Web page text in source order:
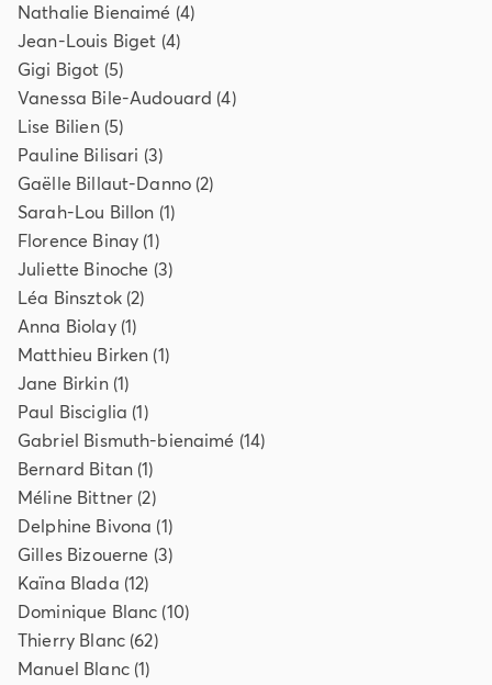
Nathalie Bienaimé (4)
Jean-Louis Biget (4)
Gigi Bigot (5)
Vanessa Bile-Audouard (4)
Lise Bilien(5)
Pauline Bilisari (3)
Gaëlle Billaut-Danno (2)
Sarah-Lou Billon (1)
Florence Binay (1)
Juliette Binoche (3)
Léa Binsztok(2)
Anna Biolay(1)
Matthieu Birken (1)
Jane Birkin(1)
Paul Bisciglia (1)
Gabriel Bismuth-bienaimé (14)
Bernard Bitan(1)
Méline Bittner (2)
Delphine Bivona (1)
Gilles Bizouerne (3)
Kaïna Blada (12)
Dominique Blanc (10)
Thierry Blanc(62)
Manuel Blanc(1)